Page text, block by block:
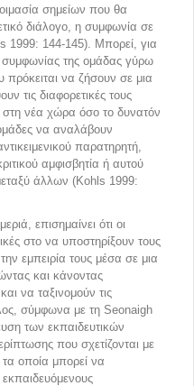
σημείων που θα
διάλογο, η συμφωνία σε
1999: 144-145). Μπορεί, για
της ομάδας γύρω
να ζήσουν σε μια
τις διαφορετικές τους
νέα χώρα όσο το δυνατόν
να αναλάβουν
παρατηρητή,
αμφισβητία ή αυτού
άλλων (Kohls 1999:
επισημαίνει ότι οι
στο να υποστηρίξουν τους
εμπειρία τους μέσα σε μια
και κάνοντας
να ταξινομούν τις
σύμφωνα με τη Seonaigh
των εκπαιδευτικών
που σχετίζονται με
οποία μπορεί να